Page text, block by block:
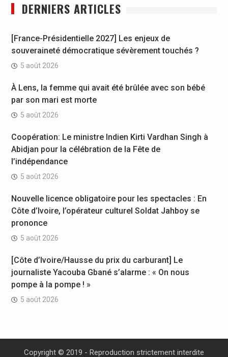
DERNIERS ARTICLES
[France-Présidentielle 2027] Les enjeux de
souveraineté démocratique sévèrement touchés ?
5 août 2026
À Lens, la femme qui avait été brûlée avec son bébé
par son mari est morte
5 août 2026
Coopération: Le ministre Indien Kirti Vardhan Singh à
Abidjan pour la célébration de la Fête de
l’indépendance
5 août 2026
Nouvelle licence obligatoire pour les spectacles : En
Côte d’Ivoire, l’opérateur culturel Soldat Jahboy se
prononce
5 août 2026
[Côte d’Ivoire/Hausse du prix du carburant] Le
journaliste Yacouba Gbané s’alarme : « On nous
pompe à la pompe ! »
5 août 2026
Copyright © 2019 - Reproduction strictement interdite